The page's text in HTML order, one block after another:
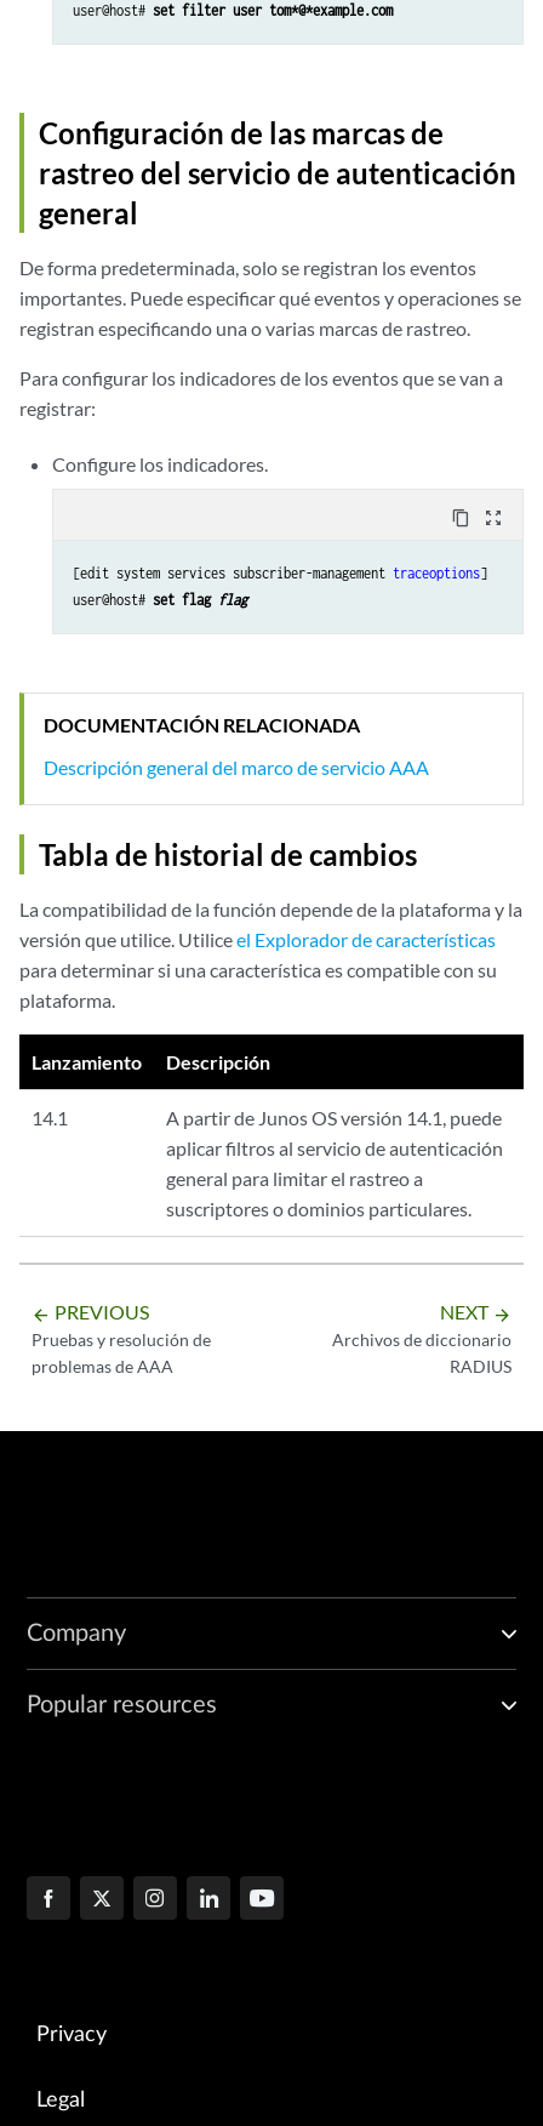
user@host# set filter user tom*@*example.com
Configuración de las marcas de
rastreo del servicio de autenticación
general
De forma predeterminada, solo se registran los eventos
importantes. Puede especificar qué eventos y operaciones se
registran especificando una o varias marcas de rastreo.
Para configurar los indicadores de los eventos que se van a
registrar:
Configure los indicadores.
content_copy zoom_out_map
[edit system services subscriber-management traceoptions]
user@host# set flag flag
DOCUMENTACIÓN RELACIONADA
Descripción general del marco de servicio AAA
Tabla de historial de cambios
La compatibilidad de la función depende de la plataforma y la
versión que utilice. Utiliceel Explorador de características
para determinar si una característica es compatible con su
plataforma.
Lanzamiento Descripción
14.1
A partir de Junos OS versión 14.1, puede
aplicar filtros al servicio de autenticación
general para limitar el rastreo a
suscriptores o dominios particulares.
arrow_backward PREVIOUS
Pruebas y resolución de
problemas de AAA
NEXT arrow_forward
Archivos de diccionario
RADIUS
Company
Popular resources
Privacy
Legal